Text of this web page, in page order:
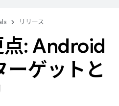
リリース
: Android
ーゲットと